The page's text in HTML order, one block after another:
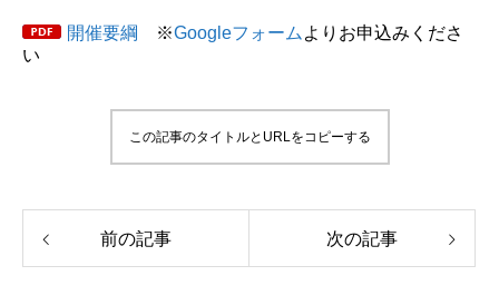
開催要綱 ※Googleフォーム よりお申込みくださ
い
この記事のタイトルとURLをコピーする
前の記事 次の記事